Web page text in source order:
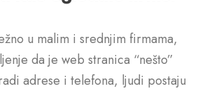
u malim i srednjim firmama,
da je web stranica “nešto”
adrese i telefona, ljudi postaju